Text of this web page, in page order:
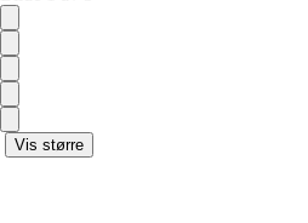
Vis større